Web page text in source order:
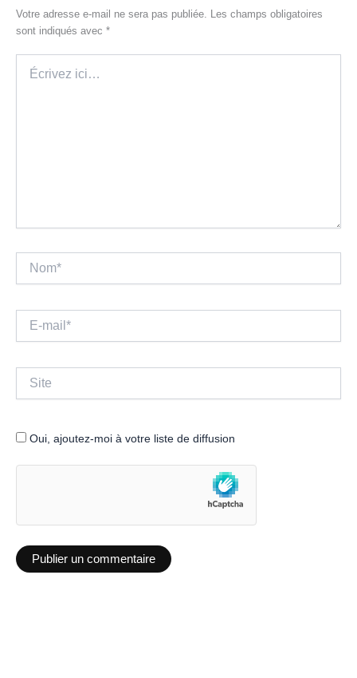
Votre adresse e-mail ne sera pas publiée. Les champs obligatoires
sont indiqués avec *
ici…
mail*
Site
Oui, ajoutez-moi à votre liste de diffusion